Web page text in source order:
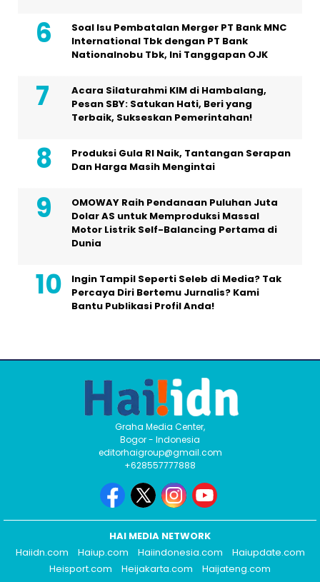
Soal Isu Pembatalan Merger PT Bank MNC
International Tbk dengan PT Bank
Nationalnobu Tbk, Ini Tanggapan OJK
Acara Silaturahmi KIM di Hambalang,
Pesan SBY: Satukan Hati, Beri yang
Terbaik, Sukseskan Pemerintahan!
Produksi Gula RI Naik, Tantangan Serapan
Dan Harga Masih Mengintai
OMOWAY Raih Pendanaan Puluhan Juta
Dolar AS untuk Memproduksi Massal
Motor Listrik Self-Balancing Pertama di
Dunia
Ingin Tampil Seperti Seleb di Media? Tak
Percaya Diri Bertemu Jurnalis? Kami
Bantu Publikasi Profil Anda!
Graha Media Center,
Bogor - Indonesia
editorhaigroup@gmail.com
+628557777888
HAI MEDIA NETWORK
Haiidn.com
Haiup.com Haiindonesia.com
Haiupdate.com
Heisport.com
Heijakarta.com
Haijateng.com